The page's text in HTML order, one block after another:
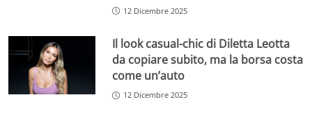
12 Dicembre 2025
Il look casual-chic di Diletta Leotta
da copiare subito, ma la borsa costa
come un’auto
12 Dicembre 2025